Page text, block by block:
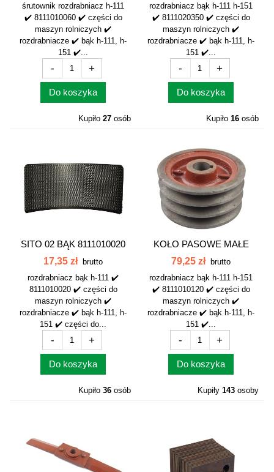
śrutownik rozdrabniacz h-111
✔️ 8111010060 ✔️ części do
maszyn rolniczych ✔️
rozdrabniacze ✔️ bąk h-111, h-
151 ✔️...
- +
Do koszyka
Kupiło 27 osób
rozdrabniacz bąk h-111 h-151
✔️ 8111020350 ✔️ części do
maszyn rolniczych ✔️
rozdrabniacze ✔️ bąk h-111, h-
151 ✔️...
- +
Do koszyka
Kupiło 16 osób
SITO 02 BĄK 8111010020
17,35 zł
brutto
rozdrabniacz bąk h-111 ✔️
8111010020 ✔️ części do
maszyn rolniczych ✔️
rozdrabniacze ✔️ bąk h-111, h-
151 ✔️ części do...
- +
Do koszyka
Kupiło 36 osób
KOŁO PASOWE MAŁE
8111010120
79,25 zł
brutto
rozdrabniacz bąk h-111 h-151
✔️ 8111010120 ✔️ części do
maszyn rolniczych ✔️
rozdrabniacze ✔️ bąk h-111, h-
151 ✔️...
- +
Do koszyka
Kupiły 143 osoby